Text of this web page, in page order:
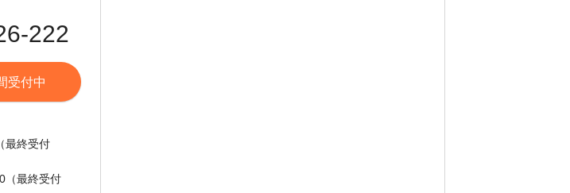
222
受付中
最終受付
（最終受付